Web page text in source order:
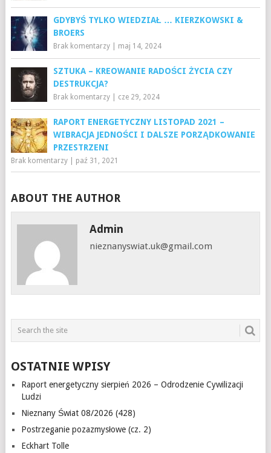
GDYBYŚ TYLKO WIEDZIAŁ … KIERZKOWSKI &
BROERS
Brak komentarzy| maj 14, 2024
SZTUKA – KREOWANIE RADOŚCI ŻYCIA CZY
DESTRUKCJA?
Brak komentarzy| cze 29, 2024
RAPORT ENERGETYCZNY LISTOPAD 2021 –
WIBRACJA JEDNOŚCI I DALSZE PORZĄDKOWANIE
PRZESTRZENI
Brak komentarzy| paź 31, 2021
ABOUT THE AUTHOR
Admin
nieznanyswiat.uk@gmail.com
OSTATNIE WPISY
Raport energetyczny sierpień 2026 – Odrodzenie Cywilizacji
Ludzi
Nieznany Świat 08/2026 (428)
Postrzeganie pozazmysłowe (cz. 2)
Eckhart Tolle